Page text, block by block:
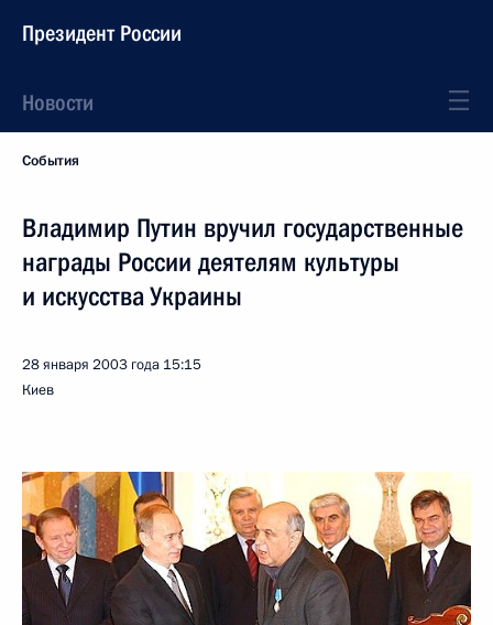
Президент России
Новости
События
Владимир Путин вручил государственные
награды России деятелям культуры
и искусства Украины
28 января 2003 года 15:15
Киев